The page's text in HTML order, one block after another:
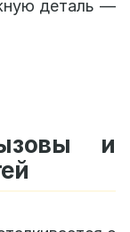
деталь —
и